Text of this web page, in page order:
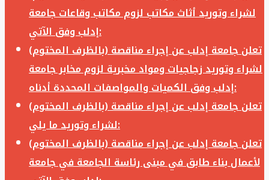
لشراء وتوريد أثاث مكاتب لزوم مكاتب وقاعات جامعة
إدلب وفق الآتي:
تعلن جامعة إدلب عن إجراء مناقصة (بالظرف المختوم)
لشراء وتوريد زجاجيات ومواد مخبرية لزوم مخابر جامعة
إدلب وفق الكميات والمواصفات المحددة أدناه:
تعلن جامعة إدلب عن إجراء مناقصة (بالظرف المختوم)
لشراء وتوريد ما يلي:
تعلن جامعة إدلب عن إجراء مناقصة (بالظرف المختوم)
لأعمال بناء طابق في مبنى رئاسة الجامعة في جامعة